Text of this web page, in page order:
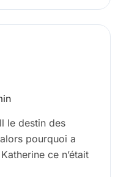
le destin des
pourquoi a
ce n’était